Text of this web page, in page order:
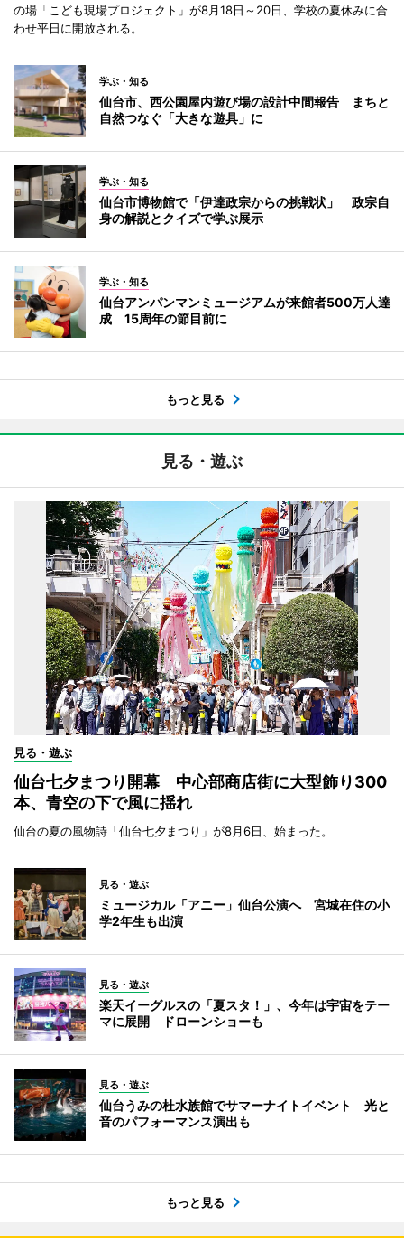
の場「こども現場プロジェクト」が8月18日～20日、学校の夏休みに合
わせ平日に開放される。
学ぶ・知る
仙台市、西公園屋内遊び場の設計中間報告 まちと
自然つなぐ「大きな遊具」に
学ぶ・知る
仙台市博物館で「伊達政宗からの挑戦状」 政宗自
身の解説とクイズで学ぶ展示
学ぶ・知る
仙台アンパンマンミュージアムが来館者500万人達
成 15周年の節目前に
もっと見る
見る・遊ぶ
見る・遊ぶ
仙台七夕まつり開幕 中心部商店街に大型飾り300
本、青空の下で風に揺れ
仙台の夏の風物詩「仙台七夕まつり」が8月6日、始まった。
見る・遊ぶ
ミュージカル「アニー」仙台公演へ 宮城在住の小
学2年生も出演
見る・遊ぶ
楽天イーグルスの「夏スタ！」、今年は宇宙をテー
マに展開 ドローンショーも
見る・遊ぶ
仙台うみの杜水族館でサマーナイトイベント 光と
音のパフォーマンス演出も
もっと見る